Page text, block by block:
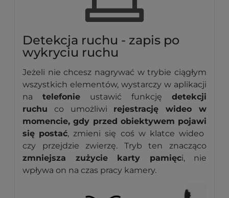
Detekcja ruchu - zapis po
wykryciu ruchu
Jeżeli nie chcesz nagrywać w trybie ciągłym
wszystkich elementów, wystarczy w aplikacji
na telefonie ustawić funkcję detekcji
ruchu co umożliwi rejestrację wideo w
momencie, gdy przed obiektywem pojawi
się postać, zmieni się coś w klatce wideo
czy przejdzie zwierzę. Tryb ten znacząco
zmniejsza zużycie karty pamięci, nie
wpływa on na czas pracy kamery.